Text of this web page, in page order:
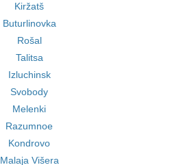
Kiržatš
Buturlinovka
Rošal
Talitsa
Izluchinsk
Svobody
Melenki
Razumnoe
Kondrovo
Malaja Višera